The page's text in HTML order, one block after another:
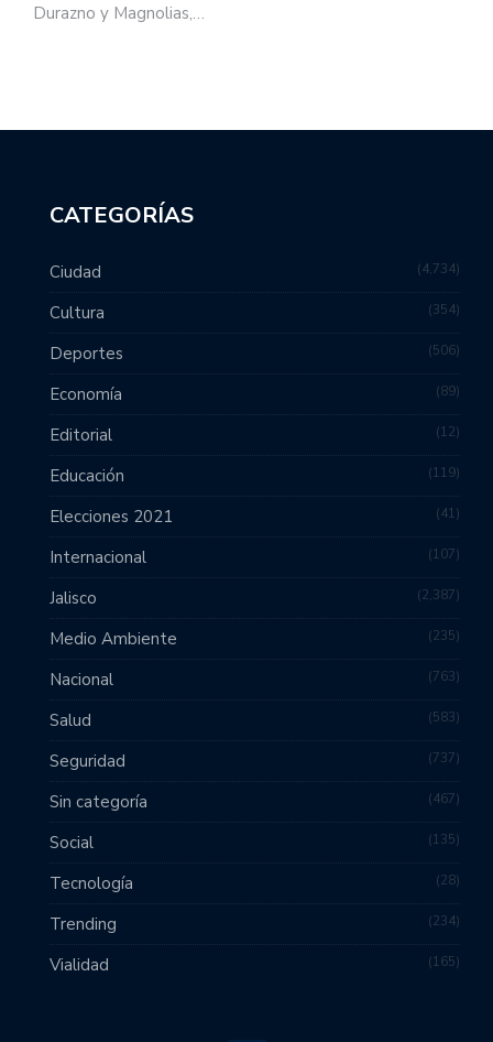
Durazno y Magnolias,…
CATEGORÍAS
Ciudad 4,734
Cultura 354
Deportes 506
Economía 89
Editorial 12
Educación 119
Elecciones 2021 41
Internacional 107
Jalisco 2,387
Medio Ambiente 235
Nacional 763
Salud 583
Seguridad 737
Sin categoría 467
Social 135
Tecnología 28
Trending 234
Vialidad 165